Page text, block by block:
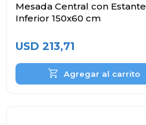
Mesada Central con Estante
Inferior 150x60 cm
USD 213,71